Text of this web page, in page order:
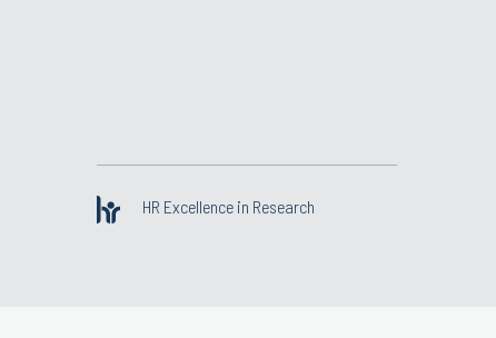
HR Excellence in Research